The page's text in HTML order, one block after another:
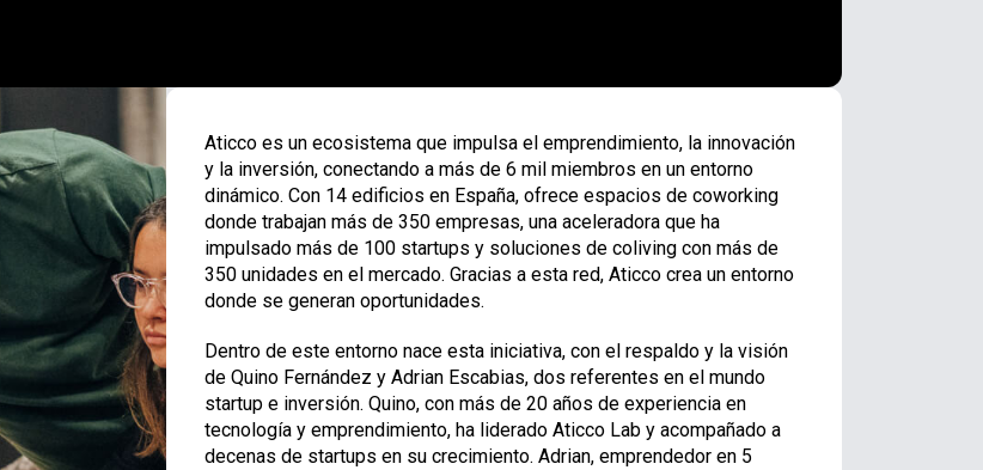
Aticco es un ecosistema que impulsa el emprendimiento, la innovación
y la inversión, conectando a más de 6 mil miembros en un entorno
dinámico. Con 14 edificios en España, ofrece espacios de coworking
donde trabajan más de 350 empresas, una aceleradora que ha
impulsado más de 100 startups y soluciones de coliving con más de
350 unidades en el mercado. Gracias a esta red, Aticco crea un entorno
donde se generan oportunidades.
Dentro de este entorno nace esta iniciativa, con el respaldo y la visión
de Quino Fernández y Adrian Escabias, dos referentes en el mundo
startup e inversión. Quino, con más de 20 años de experiencia en
tecnología y emprendimiento, ha liderado Aticco Lab y acompañado a
decenas de startups en su crecimiento. Adrian, emprendedor en 5